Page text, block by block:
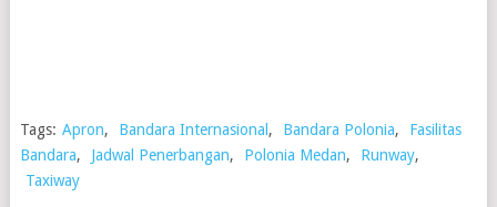
Tags: Apron, Bandara Internasional , Bandara Polonia,
Fasilitas
Bandara, Jadwal Penerbangan, Polonia Medan, Runway,
Taxiway